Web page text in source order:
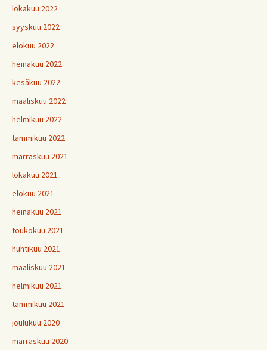
lokakuu 2022
syyskuu 2022
elokuu 2022
heinäkuu 2022
kesäkuu 2022
maaliskuu 2022
helmikuu 2022
tammikuu 2022
marraskuu 2021
lokakuu 2021
elokuu 2021
heinäkuu 2021
toukokuu 2021
huhtikuu 2021
maaliskuu 2021
helmikuu 2021
tammikuu 2021
joulukuu 2020
marraskuu 2020